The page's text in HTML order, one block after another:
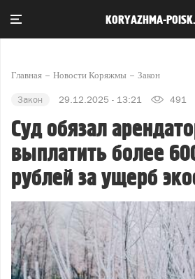
KORYAZHMA-
Главная Новости Коряжмы Закон
Закон 29.12.2025 - 13:21 491
Суд обязал
выплатить более
рублей за ущерб